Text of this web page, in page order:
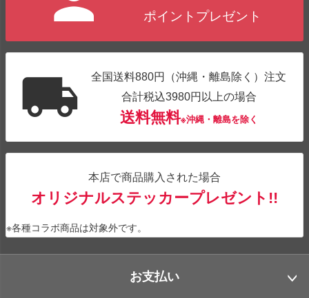
ポイントプレゼント
全国送料880円（沖縄・離島除く）注文
合計税込3980円以上の場合
送料無料※沖縄・離島を除く
本店で商品購入された場合
オリジナルステッカープレゼント!!
※各種コラボ商品は対象外です。
お支払い